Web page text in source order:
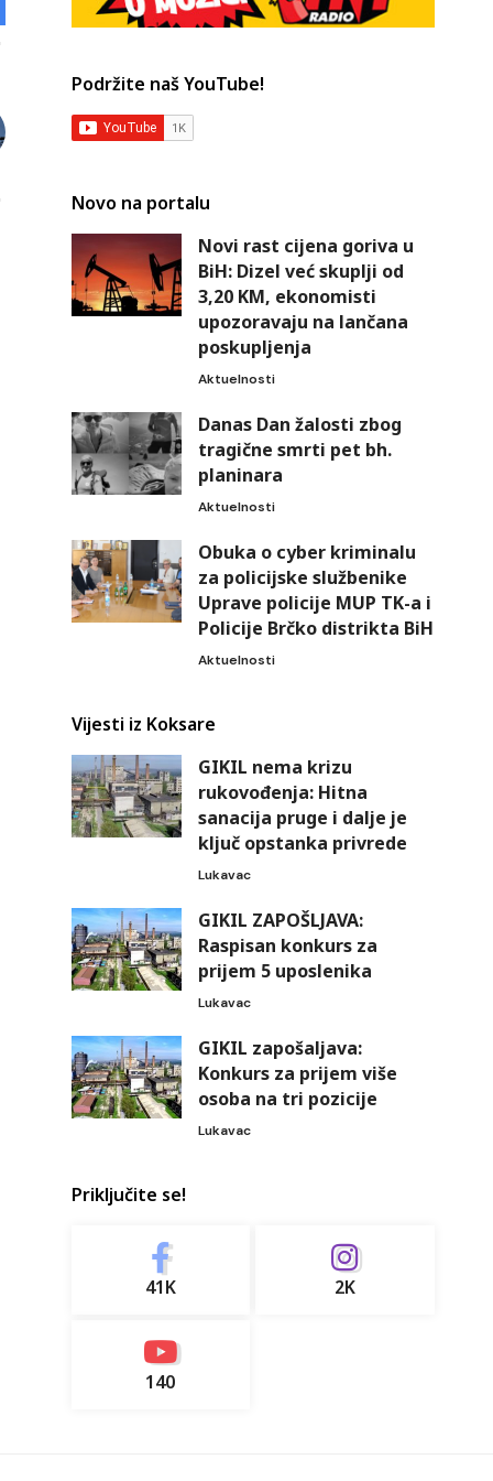
Podržite naš YouTube!
Novo na portalu
Novi rast cijena goriva u
BiH: Dizel već skuplji od
3,20 KM, ekonomisti
upozoravaju na lančana
poskupljenja
Aktuelnosti
Danas Dan žalosti zbog
tragične smrti pet bh.
planinara
Aktuelnosti
Obuka o cyber kriminalu
za policijske službenike
Uprave policije MUP TK-a i
Policije Brčko distrikta BiH
Aktuelnosti
Vijesti iz Koksare
GIKIL nema krizu
rukovođenja: Hitna
sanacija pruge i dalje je
ključ opstanka privrede
Lukavac
GIKIL ZAPOŠLJAVA:
Raspisan konkurs za
prijem 5 uposlenika
Lukavac
GIKIL zapošaljava:
Konkurs za prijem više
osoba na tri pozicije
Lukavac
Priključite se!
41K 2K
140